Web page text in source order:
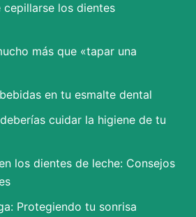
los dientes
más que «tapar una
en tu esmalte dental
cuidar la higiene de tu
los dientes de leche: Consejos
Protegiendo tu sonrisa